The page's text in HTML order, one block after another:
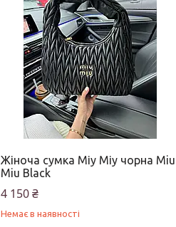
Жіноча сумка Міу Міу чорна Miu
Miu Black
4 150 ₴
Немає в наявності